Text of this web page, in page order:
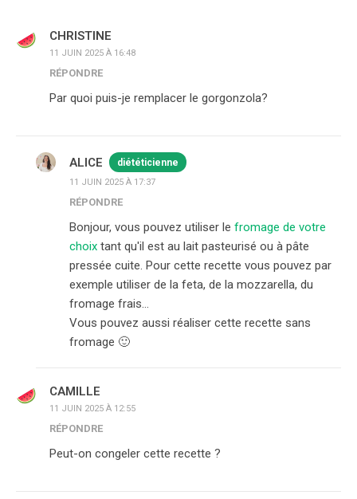
CHRISTINE
11 JUIN 2025 À 16:48
RÉPONDRE
Par quoi puis-je remplacer le gorgonzola?
ALICE diététicienne
11 JUIN 2025 À 17:37
RÉPONDRE
Bonjour, vous pouvez utiliser le fromage de votre
choix tant qu'il est au lait pasteurisé ou à pâte
pressée cuite. Pour cette recette vous pouvez par
exemple utiliser de la feta, de la mozzarella, du
fromage frais…
Vous pouvez aussi réaliser cette recette sans
fromage 🙂
CAMILLE
11 JUIN 2025 À 12:55
RÉPONDRE
Peut-on congeler cette recette ?